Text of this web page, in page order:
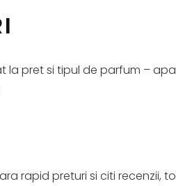
la pret si tipul de parfum –
rapid preturi si citi recenzii,